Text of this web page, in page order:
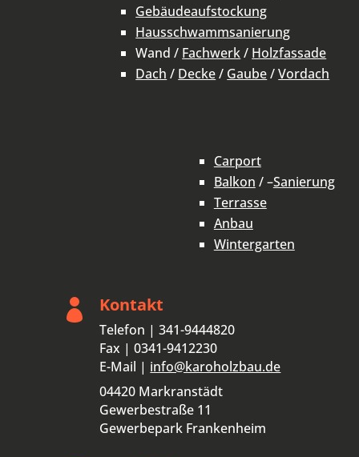
Gebäudeaufstockung
Hausschwammsanierung
Wand / Fachwerk/ Holzfassade
Dach / Decke/ Gaube/Vordach
Carport
Balkon / –Sanierung
Terrasse
Anbau
Wintergarten
 Kontakt
Telefon | 341-9444820
Fax | 0341-9412230
E-Mail | info@karoholzbau.de
04420 Markranstädt
Gewerbestraße 11
Gewerbepark Frankenheim